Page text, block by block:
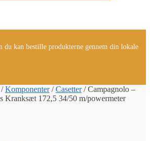
kan bestille produkterne gennem din lokale
/Komponenter/Casetter/Campagnolo –
Kranksæt 172,5 34/50 m/powermeter